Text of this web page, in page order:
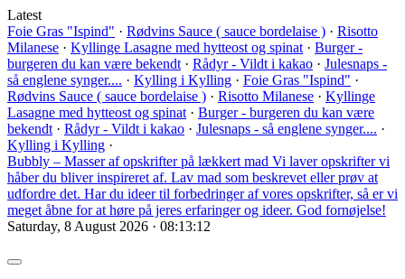
Latest
Foie Gras "Ispind" · Rødvins Sauce ( sauce bordelaise ) · Risotto
Milanese · Kyllinge Lasagne med hytteost og spinat · Burger -
burgeren du kan være bekendt · Rådyr - Vildt i kakao · Julesnaps -
så englene synger.... · Kylling i Kylling · Foie Gras "Ispind" ·
Rødvins Sauce ( sauce bordelaise ) · Risotto Milanese · Kyllinge
Lasagne med hytteost og spinat · Burger - burgeren du kan være
bekendt · Rådyr - Vildt i kakao · Julesnaps - så englene synger.... ·
Kylling i Kylling ·
Bubbly – Masser af opskrifter på lækkert mad Vi laver opskrifter vi
håber du bliver inspireret af. Lav mad som beskrevet eller prøv at
udfordre det. Har du ideer til forbedringer af vores opskrifter, så er vi
meget åbne for at høre på jeres erfaringer og ideer. God fornøjelse!
Saturday, 8 August 2026 · 08:13:13